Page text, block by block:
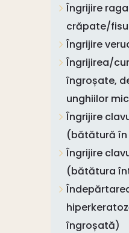
Îngrijire
crăpate/
Îngrijire
Îngrijirea/
îngroșate,
unghiilor
Îngrijire
(bătătură
Îngrijire
(bătătura
îngroșată)